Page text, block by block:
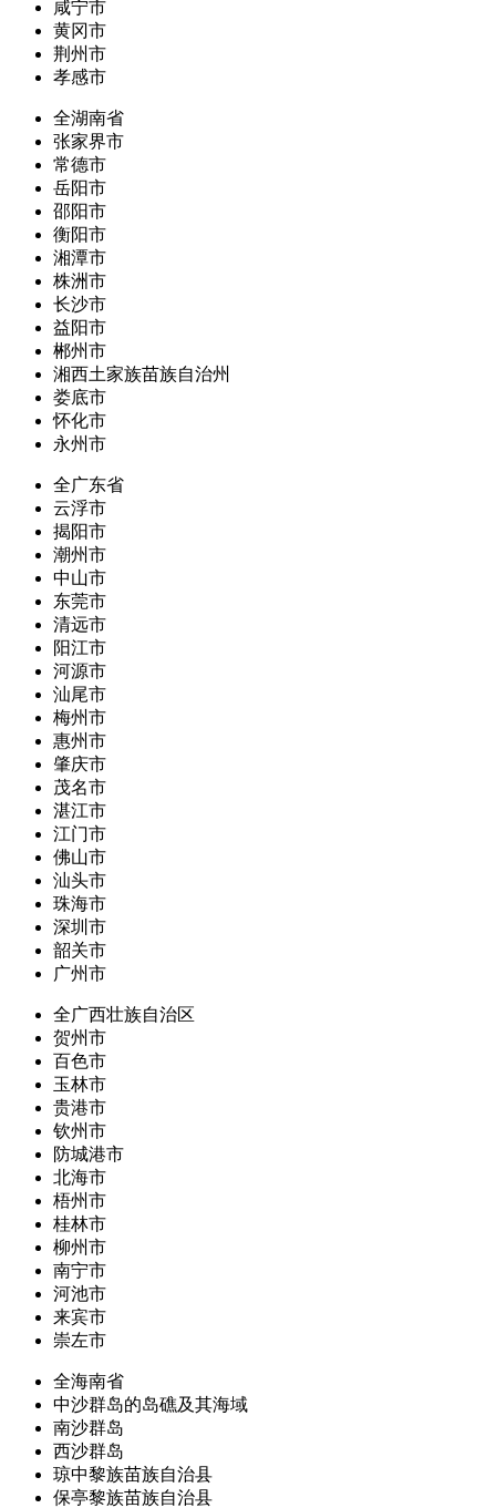
咸宁市
黄冈市
荆州市
孝感市
全湖南省
张家界市
常德市
岳阳市
邵阳市
衡阳市
湘潭市
株洲市
长沙市
益阳市
郴州市
湘西土家族苗族自治州
娄底市
怀化市
永州市
全广东省
云浮市
揭阳市
潮州市
中山市
东莞市
清远市
阳江市
河源市
汕尾市
梅州市
惠州市
肇庆市
茂名市
湛江市
江门市
佛山市
汕头市
珠海市
深圳市
韶关市
广州市
全广西壮族自治区
贺州市
百色市
玉林市
贵港市
钦州市
防城港市
北海市
梧州市
桂林市
柳州市
南宁市
河池市
来宾市
崇左市
全海南省
中沙群岛的岛礁及其海域
南沙群岛
西沙群岛
琼中黎族苗族自治县
保亭黎族苗族自治县